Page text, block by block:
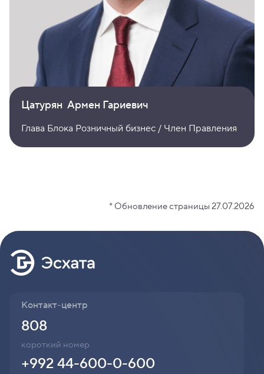
Цатурян Армен Гариевич
Глава Блока Розничный бизнес / Член Правления
* Обновление страницы 27.07.2026
Контакт-центр
короткий номер
808
+992 44-600-0-600